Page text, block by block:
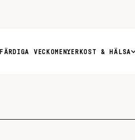
FÄRDIGA VECKOMENYER KOST & HÄLSA